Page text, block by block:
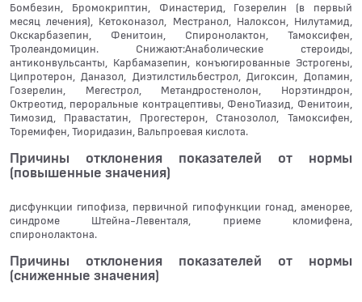
Бомбезин, Бромокриптин, Финастерид, Гозерелин (в первый
месяц лечения), Кетоконазол, Местранол, Налоксон, Нилутамид,
Окскарбазепин, Фенитоин, Спиронолактон, Тамоксифен,
Тролеандомицин. Снижают:Анаболические стероиды,
антиконвульсанты, Карбамазепин, конъюгированные Эстрогены,
Ципротерон, Даназол, Диэтилстильбестрол, Дигоксин, Допамин,
Гозерелин, Мегестрол, Метандростенолон, Норэтиндрон,
Октреотид, пероральные контрацептивы, ФеноТиазид, Фенитоин,
Тимозид, Правастатин, Прогестерон, Станозолол, Тамоксифен,
Торемифен, Тиоридазин, Вальпроевая кислота.
Причины отклонения показателей от нормы
(повышенные значения)
дисфункции гипофиза, первичной гипофункции гонад, аменорее,
синдроме Штейна-Левенталя, приеме кломифена,
спиронолактона.
Причины отклонения показателей от нормы
(сниженные значения)